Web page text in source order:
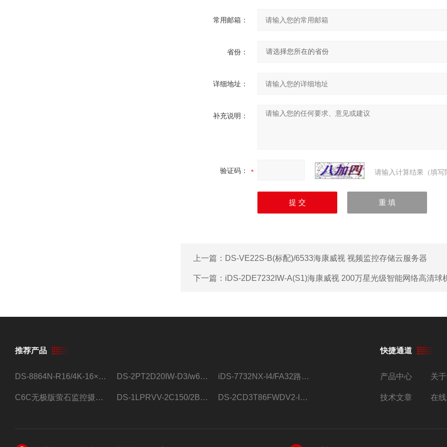
常用邮箱：
省份：
详细地址：
补充说明：
验证码： 请输入计算结果（填
上一篇： DS-VE22S-B(标配)/6533海康威视 视频监控存储云服务器
下一篇： iDS-2DE7232IW-A(S1)海康威视 200万星光级智能网络高清球
推荐产品
DS-8864N-R16/4K-16×4T/希捷16盘位录像机 DS-2PT2D20IW-D3/w64路高清硬盘录像机 iDS-7732NX-I4/FA32路监控硬盘录像机
C6C无极版萤石监控摄像头 DS-1LPRVV-2C150/2B监控室外夜视高清电源线护套线200米/卷 DS-2CD3T86FWDV2-I8S4g监控摄像头
快捷通道
产品中心 关
技术文章 在